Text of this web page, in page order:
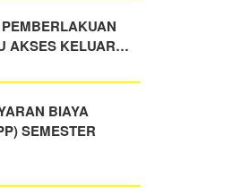
AKSES KELUAR…
BIAYA
SEMESTER